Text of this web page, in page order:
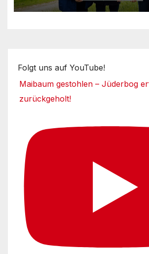
Folgt uns auf YouTube!
Maibaum gestohlen – Jüderbog
zurückgeholt!